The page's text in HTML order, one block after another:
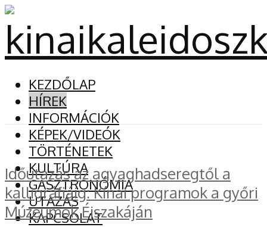
KEZDŐLAP
HÍREK
INFORMÁCIÓK
KÉPEK/VIDEÓK
TÖRTÉNETEK
KULTÚRA
GASZTRONÓMIA
UTAZÁS
KAPCSOLAT
Időutazás az agyaghadseregtől a
kalligráfiáig: Kínai programok a győri
Múzeumok Éjszakáján